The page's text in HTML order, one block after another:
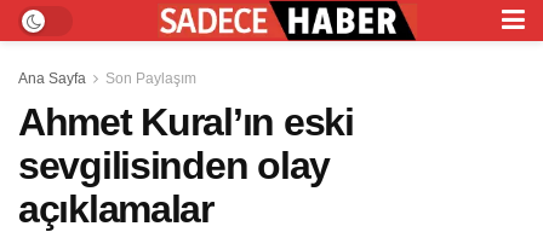
Ana Sayfa Son Paylaşım
Ahmet Kural’ın eski
sevgilisinden olay
açıklamalar